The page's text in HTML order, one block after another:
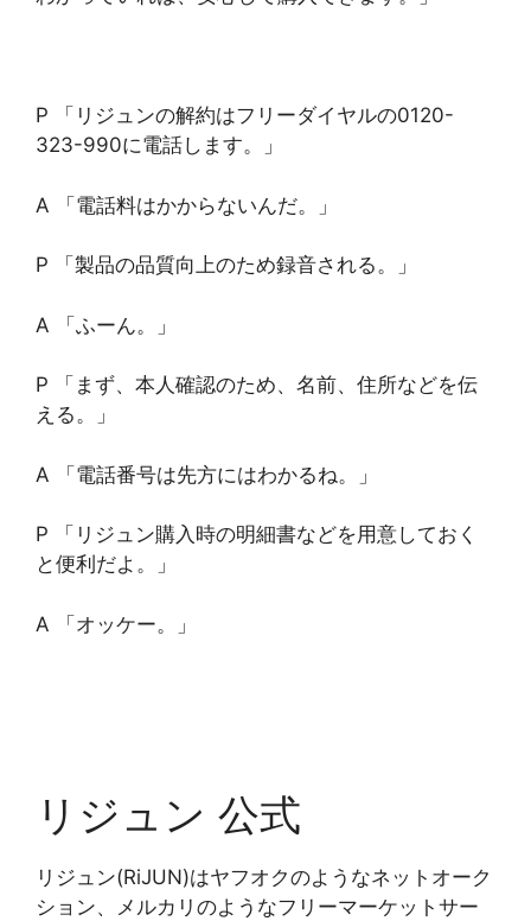
P 「リジュンの解約はフリーダイヤルの0120-
323-990に電話します。」
A 「電話料はかからないんだ。」
P 「製品の品質向上のため録音される。」
A 「ふーん。」
P 「まず、本人確認のため、名前、住所などを伝
える。」
A 「電話番号は先方にはわかるね。」
P 「リジュン購入時の明細書などを用意しておく
と便利だよ。」
A 「オッケー。」
リジュン 公式
リジュン(RiJUN)はヤフオクのようなネットオーク
ション、メルカリのようなフリーマーケットサー